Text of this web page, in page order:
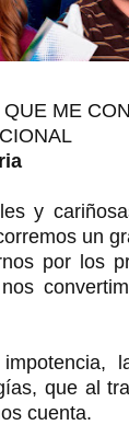
ME
y
un
por los
que al
cuenta.